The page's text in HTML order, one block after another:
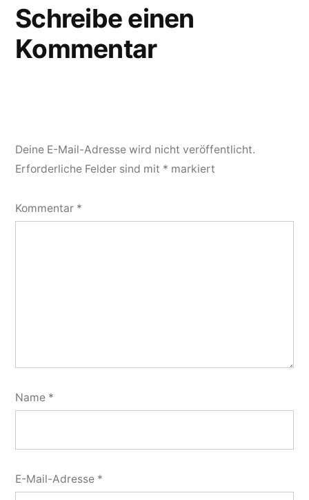
Schreibe einen
Kommentar
Deine E-Mail-Adresse wird nicht veröffentlicht.
Erforderliche Felder sind mit * markiert
Kommentar *
Name *
E-Mail-Adresse *